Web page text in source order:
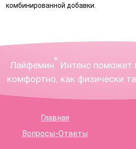
комбинированной добавки.
Лайфемин
®
Интенс поможет
комфортно, как физически
Главная
Вопросы-Ответы